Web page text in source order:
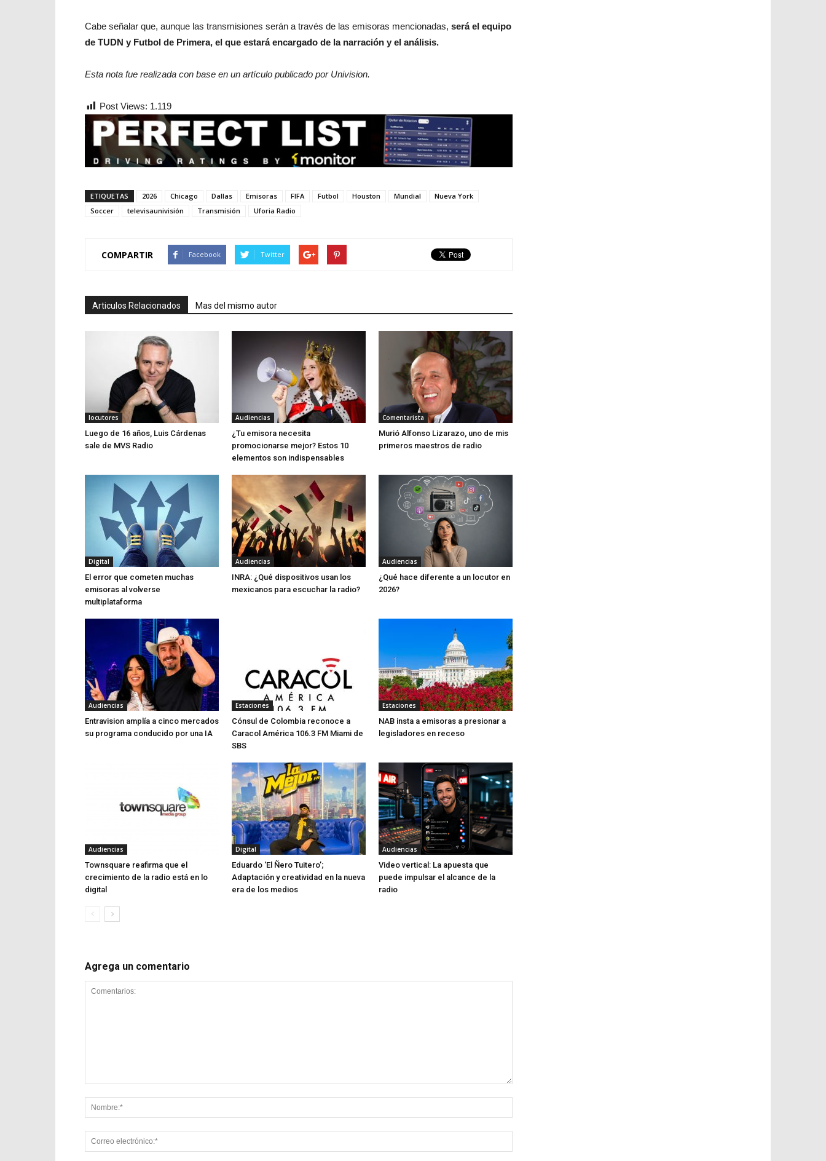
Cabe señalar que, aunque las transmisiones serán a través de las emisoras mencionadas, será el equipo
de TUDN y Futbol de Primera, el que estará encargado de la narración y el análisis.
Esta nota fue realizada con base en un artículo publicado por Univision.
Post Views: 1.119
ETIQUETAS 2026 Chicago Dallas Emisoras FIFA Futbol Houston Mundial
Nueva York
Soccer
televisaunivisión Transmisión Uforia Radio
COMPARTIR Facebook Twitter
Articulos Relacionados Mas del mismo autor
locutores
Luego de 16 años, Luis Cárdenas
sale de MVS Radio
Audiencias
¿Tu emisora necesita
promocionarse mejor? Estos 10
elementos son indispensables
Comentarista
Murió Alfonso Lizarazo, uno de mis
primeros maestros de radio
Digital
El error que cometen muchas
emisoras al volverse
multiplataforma
Audiencias
INRA: ¿Qué dispositivos usan los
mexicanos para escuchar la radio?
Audiencias
¿Qué hace diferente a un locutor en
2026?
Audiencias
Entravision amplía a cinco mercados
su programa conducido por una IA
Estaciones
Cónsul de Colombia reconoce a
Caracol América 106.3 FM Miami de
SBS
Estaciones
NAB insta a emisoras a presionar a
legisladores en receso
Audiencias
Townsquare reafirma que el
crecimiento de la radio está en lo
digital
Digital
Eduardo ‘El Ñero Tuitero’;
Adaptación y creatividad en la nueva
era de los medios
Audiencias
Video vertical: La apuesta que
puede impulsar el alcance de la
radio
Agrega un comentario